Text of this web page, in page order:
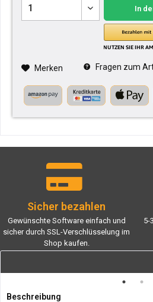
In
Merken Fragen zum
Sicher bezahlen
Gewünschte Software einfach und
sicher durch SSL-Verschlüsselung im
Shop kaufen.
5-
Beschreibung